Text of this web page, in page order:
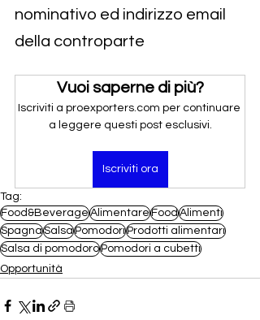
nominativo ed indirizzo email
della controparte
Vuoi saperne di più?
Iscriviti a proexporters.com per continuare
a leggere questi post esclusivi.
Iscriviti ora
Tag:
Food&BeverageAlimentareFoodAlimenti
SpagnaSalsaPomodoriProdotti alimentari
Salsa di pomodoroPomodori a cubetti
Opportunità